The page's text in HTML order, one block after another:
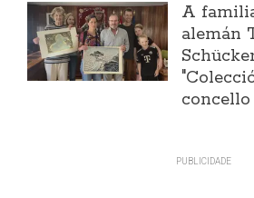
A
alemán